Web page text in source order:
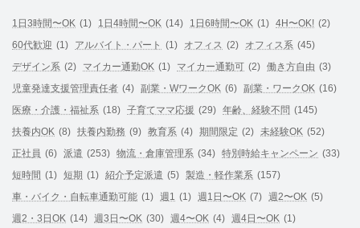
1日3時間〜OK (1) 1日4時間〜OK (14) 1日6時間〜OK (1) 4H〜OK! (2)
60代歓迎 (1) アルバイト・パート (1) オフィス (2) オフィス系 (45)
デザイン系 (2) マイカー通勤OK (1) マイカー通勤可 (2) 働き方自由 (3)
児童発達支援管理責任者 (4) 副業・WワークOK (6) 副業・ワークOK (16)
医療・介護・福祉系 (18) 子育てママ応援 (29) 年齢、経験不問 (145)
扶養内OK (8) 扶養内勤務 (9) 教育系 (4) 期間限定 (2) 未経験OK (52)
正社員 (6) 派遣 (253) 物流・倉庫管理系 (34) 特別時給キャンペーン (33)
短時間 (1) 短期 (1) 紹介予定派遣 (5) 製造・軽作業系 (157)
車・バイク・自転車通勤可能 (1) 週1 (1) 週1日〜OK (7) 週2〜OK (5)
週2・3日OK (14) 週3日〜OK (30) 週4〜OK (4) 週4日〜OK (1)